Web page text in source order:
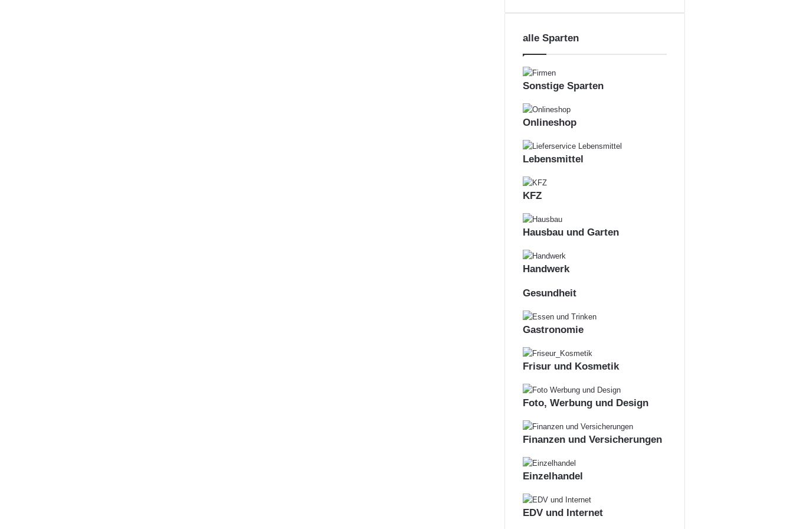
alle Sparten
Sonstige Sparten
Onlineshop
Lebensmittel
KFZ
Hausbau und Garten
Handwerk
Gesundheit
Gastronomie
Frisur und Kosmetik
Foto, Werbung und Design
Finanzen und Versicherungen
Einzelhandel
EDV und Internet